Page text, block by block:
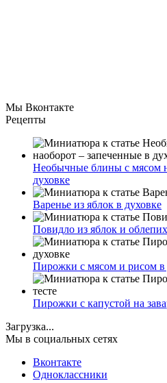
Мы Вконтакте
Рецепты
Необычные блины с мясом
духовке
Варенье из яблок в духовке
Повидло из яблок и
Пирожки с мясом и рисом в
Пирожки с капустой на
Загрузка...
Мы в социальных сетях
Вконтакте
Одноклассники